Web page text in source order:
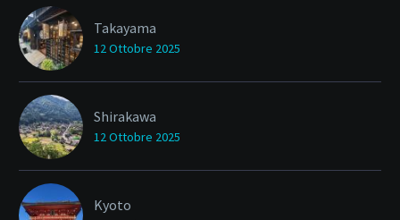
Takayama
12 Ottobre 2025
Shirakawa
12 Ottobre 2025
Kyoto